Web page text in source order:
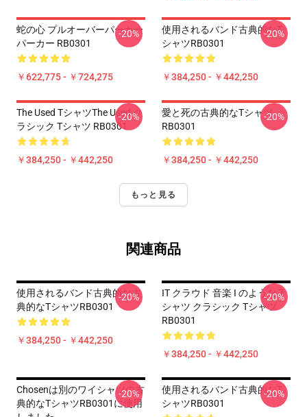
蛇の心 プルオーバーパーカー
パーカー RB0301
￥622,775 - ￥724,275
-20%
使用されるバンド古典的なT
シャツRB0301
￥384,250 - ￥442,250
-20%
The Used Tシャツthe Used ク
ラシック Tシャツ RB0301
￥384,250 - ￥442,250
-20%
愛と死の古典的なTシャツ
RB0301
￥384,250 - ￥442,250
-20%
もっと見る
関連商品
使用されるバンド古典的な古
典的なTシャツRB0301
￥384,250 - ￥442,250
-20%
IT クラウド 音楽 I のような T
シャツ クラシック Tシャツ
RB0301
￥384,250 - ￥442,250
-20%
Chosenは別のワイシャツの古
典的なTシャツRB0301に使用
-20%
使用されるバンド古典的なT
シャツRB0301
-20%